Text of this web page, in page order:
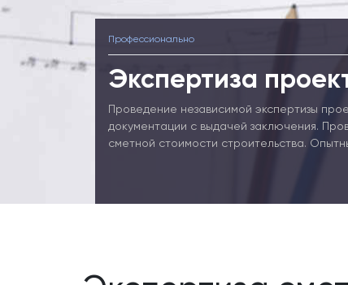
Профессионально
Экспертиза
Проведение независимой экспертизы
документации с выдачей заключения.
сметной стоимости строительства.